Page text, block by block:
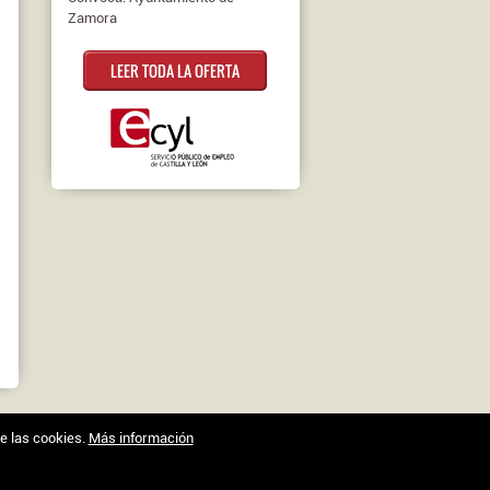
Zamora
LEER TODA LA OFERTA
las cookies. Más información